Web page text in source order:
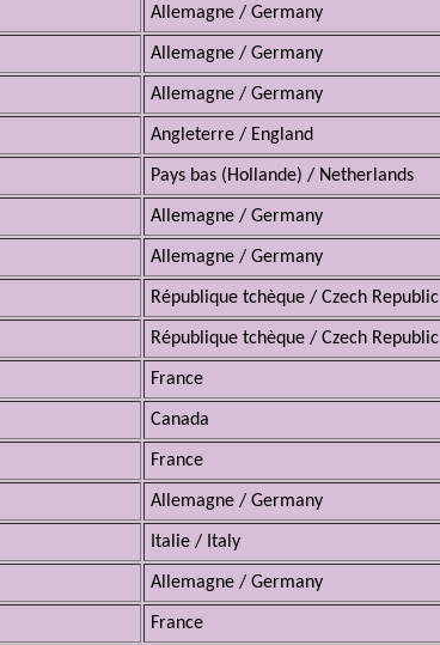
Allemagne / Germany
Allemagne / Germany
Allemagne / Germany
Angleterre / England
Pays bas (Hollande) / Netherlands
Allemagne / Germany
Allemagne / Germany
République tchèque / Czech Republic
République tchèque / Czech Republic
France
Canada
France
Allemagne / Germany
Italie / Italy
Allemagne / Germany
France